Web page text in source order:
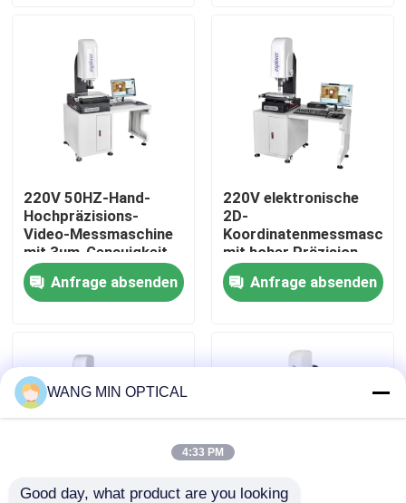
Videos
Über uns
Werksbesichtigung
Qualitätskontrolle
Neuigkeiten
Cnc-Visions-Messmaschine
220V 50HZ-Hand-
Hochpräzisions-
Video-Messmaschine
mit 3um-Genauigkeit
für 2D-
Koordinatenmessung
Anfrage absenden
220V elektronische
2D-
mit hoher Präzision,
3+L/200um
Genauigkeit und
Marmor-Edelstahl-
Anfrage absenden
WANG MIN OPTICAL
4:33 PM
Good day, what product are you looking